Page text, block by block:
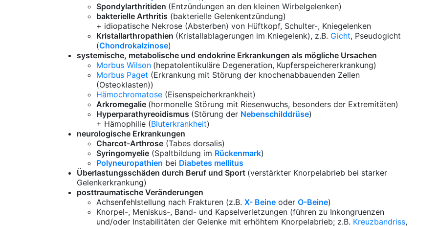
Spondylarthritiden (Entzündungen an den kleinen Wirbelgelenken)
bakterielle Arthritis (bakterielle Gelenkentzündung)
+ idiopatische Nekrose (Absterben) von Hüftkopf, Schulter-, Kniegelenken
Kristallarthropathien (Kristallablagerungen im Kniegelenk), z.B. Gicht, Pseudogicht
(Chondrokalzinose)
systemische, metabolische und endokrine Erkrankungen als mögliche Ursachen
Morbus Wilson (hepatolentikuläre Degeneration, Kupferspeichererkrankung)
Morbus Paget (Erkrankung mit Störung der knochenabbauenden Zellen
(Osteoklasten))
Hämochromatose (Eisenspeicherkrankheit)
Arkromegalie (hormonelle Störung mit Riesenwuchs, besonders der Extremitäten)
Hyperparathyreoidismus (Störung der Nebenschilddrüse)
+ Hämophilie (Bluterkrankheit)
neurologische Erkrankungen
Charcot-Arthrose (Tabes dorsalis)
Syringomyelie (Spaltbildung im Rückenmark)
Polyneuropathien bei Diabetes mellitus
Überlastungsschäden durch Beruf und Sport (verstärkter Knorpelabrieb bei starker
Gelenkerkrankung)
posttraumatische Veränderungen
Achsenfehlstellung nach Frakturen (z.B. X- Beine oder O-Beine)
Knorpel-, Meniskus-, Band- und Kapselverletzungen (führen zu Inkongruenzen
und/oder Instabilitäten der Gelenke mit erhöhtem Knorpelabrieb; z.B. Kreuzbandriss,